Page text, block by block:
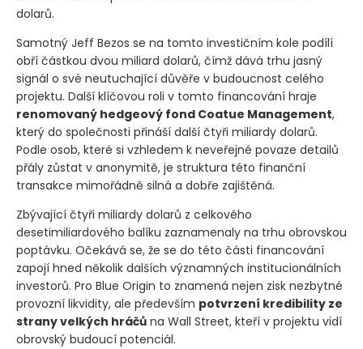
dolarů.
Samotný Jeff Bezos se na tomto investičním kole podílí
obří částkou dvou miliard dolarů, čímž dává trhu jasný
signál o své neutuchající důvěře v budoucnost celého
projektu. Další klíčovou roli v tomto financování hraje
renomovaný hedgeový fond Coatue Management,
který do společnosti přináší další čtyři miliardy dolarů.
Podle osob, které si vzhledem k neveřejné povaze detailů
přály zůstat v anonymitě, je struktura této finanční
transakce mimořádně silná a dobře zajištěná.
Zbývající čtyři miliardy dolarů z celkového
desetimiliardového balíku zaznamenaly na trhu obrovskou
poptávku. Očekává se, že se do této části financování
zapojí hned několik dalších významných institucionálních
investorů. Pro Blue Origin to znamená nejen zisk nezbytné
provozní likvidity, ale především potvrzení kredibility ze
strany velkých hráčů na Wall Street, kteří v projektu vidí
obrovský budoucí potenciál.